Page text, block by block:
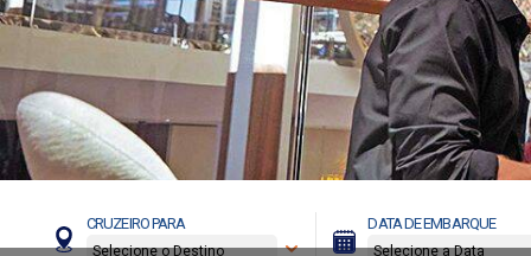
Boundless℠
Compass℠
Constellation®
e Fitness
Retreat
Day at CocoCay
os Destinos
CRUZEIRO PARA DATA DE EMBARQUE